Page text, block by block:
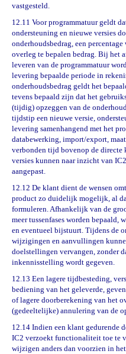
vastgesteld.
12.11 Voor programmatuur geldt
ondersteuning en nieuwe versies
onderhoudsbedrag, een
overleg te bepalen bedrag. Bij het
leveren van de programmatuur
levering bepaalde periode in
onderhoudsbedrag geldt het
tevens bepaald zijn dat het
(tijdig) opzeggen van de
tijdstip een nieuwe versie,
levering samenhangend met het
databewerking, import/export,
verbonden tijd bovenop de directe
versies kunnen naar inzicht van
aangepast.
12.12 De klant dient de wensen
product zo duidelijk mogelijk, al
formuleren. Afhankelijk van de
meer tussenfases worden bepaald,
en eventueel bijstuurt. Tijdens de
wijzigingen en aanvullingen
doelstellingen vervangen, zonder
inkennisstelling wordt gegeven.
12.13 Een lagere tijdbesteding,
bediening van het geleverde,
of lagere doorberekening van het
(gedeeltelijke) annulering van de
12.14 Indien een klant gedurende
IC2 verzoekt functionaliteit toe te
wijzigen anders dan voorzien in